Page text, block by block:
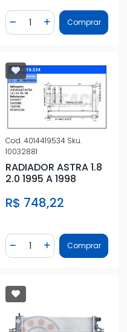
Diminuir Quantidade
Quantidade
AdicionarComprar
Cod.4014419534 Sku.
10032881
RADIADOR ASTRA 1.8
2.0 1995 A 1998
R$ 748,22
Diminuir Quantidade
Quantidade
AdicionarComprar